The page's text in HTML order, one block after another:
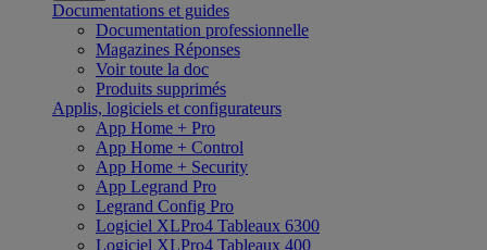
Documentations et guides
Documentation professionnelle
Magazines Réponses
Voir toute la doc
Produits supprimés
Applis, logiciels et configurateurs
App Home + Pro
App Home + Control
App Home + Security
App Legrand Pro
Legrand Config Pro
Logiciel XLPro4 Tableaux 6300
Logiciel XLPro4 Tableaux 400